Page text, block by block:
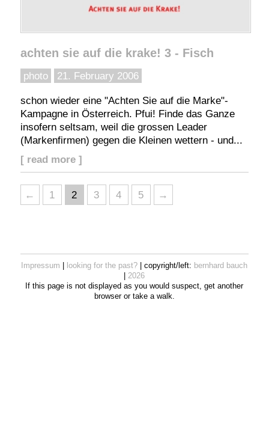
achten sie auf die krake! 3 - Fisch
photo 21. February 2006
schon wieder eine "Achten Sie auf die Marke"-
Kampagne in Österreich. Pfui! Finde das Ganze
insofern seltsam, weil die grossen Leader
(Markenfirmen) gegen die Kleinen wettern - und...
[ read more ]
← 1 2 3 4 5 →
Impressum looking for the past? | copyright/left: bernhard bauch
2026
If this page is not displayed as you would suspect, get another
browser or take a walk.